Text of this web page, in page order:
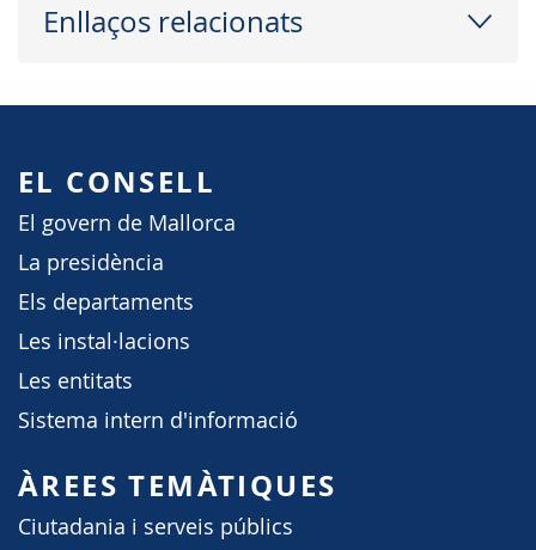
Enllaços relacionats
EL CONSELL
El govern de Mallorca
La presidència
Els departaments
Les instal·lacions
Les entitats
Sistema intern d'informació
ÀREES TEMÀTIQUES
Ciutadania i serveis públics